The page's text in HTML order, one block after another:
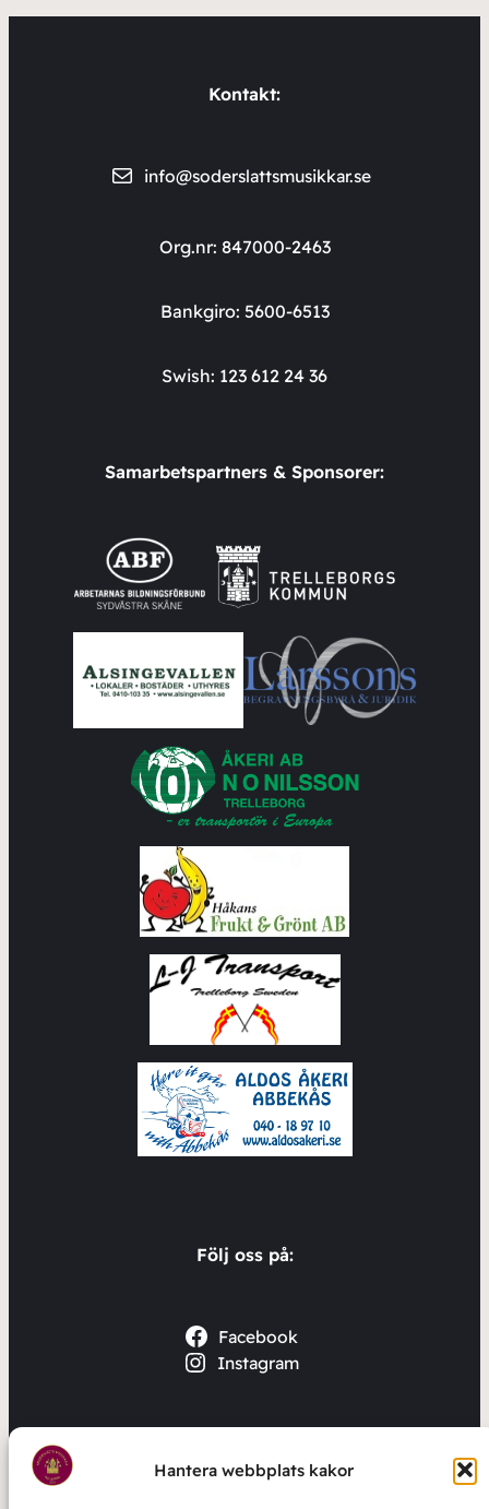
Hantera webbplats kakor
Kontakt:
info@soderslattsmusikkar.se
Org.nr: 847000-2463
Bankgiro: 5600-6513
Swish: 123 612 24 36
Samarbetspartners & Sponsorer:
Följ oss på:
Facebook
Instagram
En av Skånes mest välklingande blåsorkestrar